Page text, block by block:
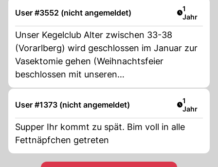
User #3552 (nicht angemeldet) Artikel
1
Jahr
Unser Kegelclub Alter zwischen 33-38
(Vorarlberg) wird geschlossen im Januar zur
Vasektomie gehen (Weihnachtsfeier
beschlossen mit unseren
Damen)Familienplanungen sind
abgeschlossen.Das wird ein super Event.
User #1373 (nicht angemeldet) Artikel
1
Jahr
Supper Ihr kommt zu spät. Bim voll in alle
Fettnäpfchen getreten